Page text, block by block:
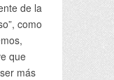
de la
como
que
más